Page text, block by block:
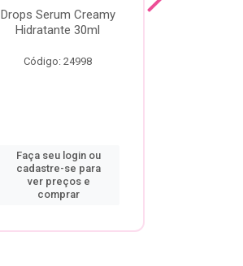
Drops Serum Creamy
Hidratante 30ml
Código: 24998
Faça seu login ou
cadastre-se para
ver preços e
comprar